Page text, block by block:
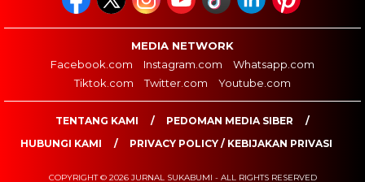
MEDIA NETWORK
Facebook.com
Instagram.com
Whatsapp.com
Tiktok.com
Twitter.com Youtube.com
TENTANG KAMI
PEDOMAN MEDIA SIBER
HUBUNGI KAMI
PRIVACY POLICY / KEBIJAKAN PRIVASI
COPYRIGHT © 2026 JURNAL SUKABUMI - ALL RIGHTS RESERVED